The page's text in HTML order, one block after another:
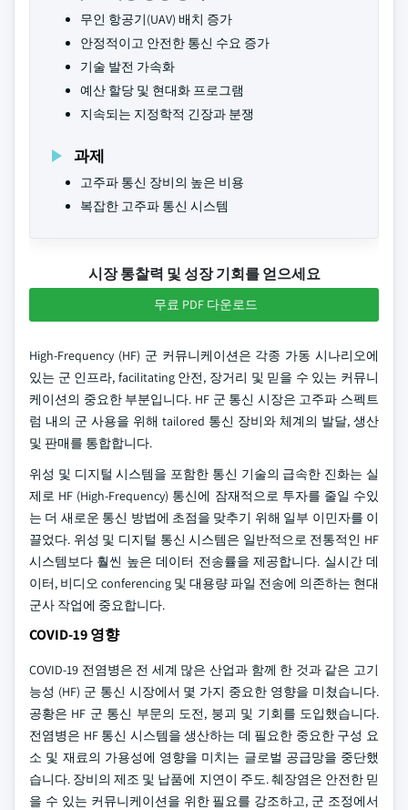
무인 항공기(UAV) 배치 증가
안정적이고 안전한 통신 수요 증가
기술 발전 가속화
예산 할당 및 현대화 프로그램
지속되는 지정학적 긴장과 분쟁
과제
고주파 통신 장비의 높은 비용
복잡한 고주파 통신 시스템
시장 통찰력 및 성장 기회를 얻으세요
무료 PDF 다운로드
High-Frequency (HF) 군 커뮤니케이션은 각종 가동 시나리오에
있는 군 인프라, facilitating 안전, 장거리 및 믿을 수 있는 커뮤니
케이션의 중요한 부분입니다. HF 군 통신 시장은 고주파 스펙트
럼 내의 군 사용을 위해 tailored 통신 장비와 체계의 발달, 생산
및 판매를 통합합니다.
위성 및 디지털 시스템을 포함한 통신 기술의 급속한 진화는 실
제로 HF (High-Frequency) 통신에 잠재적으로 투자를 줄일 수있
는 더 새로운 통신 방법에 초점을 맞추기 위해 일부 이민자를 이
끌었다. 위성 및 디지털 통신 시스템은 일반적으로 전통적인 HF
시스템보다 훨씬 높은 데이터 전송률을 제공합니다. 실시간 데
이터, 비디오 conferencing 및 대용량 파일 전송에 의존하는 현대
군사 작업에 중요합니다.
COVID-19 영향
COVID-19 전염병은 전 세계 많은 산업과 함께 한 것과 같은 고기
능성 (HF) 군 통신 시장에서 몇 가지 중요한 영향을 미쳤습니다.
공황은 HF 군 통신 부문의 도전, 붕괴 및 기회를 도입했습니다.
전염병은 HF 통신 시스템을 생산하는 데 필요한 중요한 구성 요
소 및 재료의 가용성에 영향을 미치는 글로벌 공급망을 중단했
습니다. 장비의 제조 및 납품에 지연이 주도. 췌장염은 안전한 믿
을 수 있는 커뮤니케이션을 위한 필요를 강조하고, 군 조정에서